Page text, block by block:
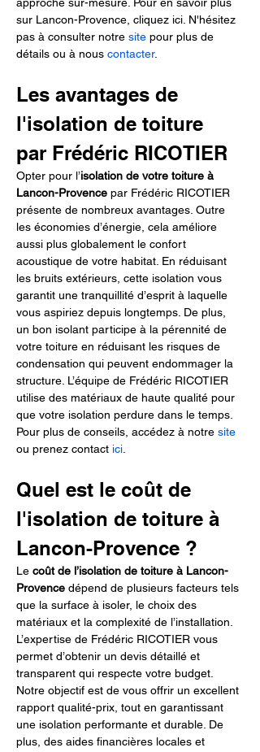
sur Lancon-Provence, cliquez ici. N'hésitez
pas à consulter notre site pour plus de
détails ou à nous contacter.
Les avantages de
l'isolation de toiture
par Frédéric RICOTIER
Opter pour l’isolation de votre toiture à
Lancon-Provence par Frédéric RICOTIER
présente de nombreux avantages. Outre
les économies d’énergie, cela améliore
aussi plus globalement le confort
acoustique de votre habitat. En réduisant
les bruits extérieurs, cette isolation vous
garantit une tranquillité d’esprit à laquelle
vous aspiriez depuis longtemps. De plus,
un bon isolant participe à la pérennité de
votre toiture en réduisant les risques de
condensation qui peuvent endommager la
structure. L’équipe de Frédéric RICOTIER
utilise des matériaux de haute qualité pour
que votre isolation perdure dans le temps.
Pour plus de conseils, accédez à notre site
ou prenez contact ici
Quel est le coût de
l'isolation de toiture à
Lancon-Provence ?
Le coût de l’isolation de toiture à Lancon-
Provence dépend de plusieurs facteurs tels
que la surface à isoler, le choix des
matériaux et la complexité de l’installation.
L’expertise de Frédéric RICOTIER vous
permet d’obtenir un devis détaillé et
transparent qui respecte votre budget.
Notre objectif est de vous offrir un excellent
rapport qualité-prix, tout en garantissant
une isolation performante et durable. De
plus, des aides financières locales et